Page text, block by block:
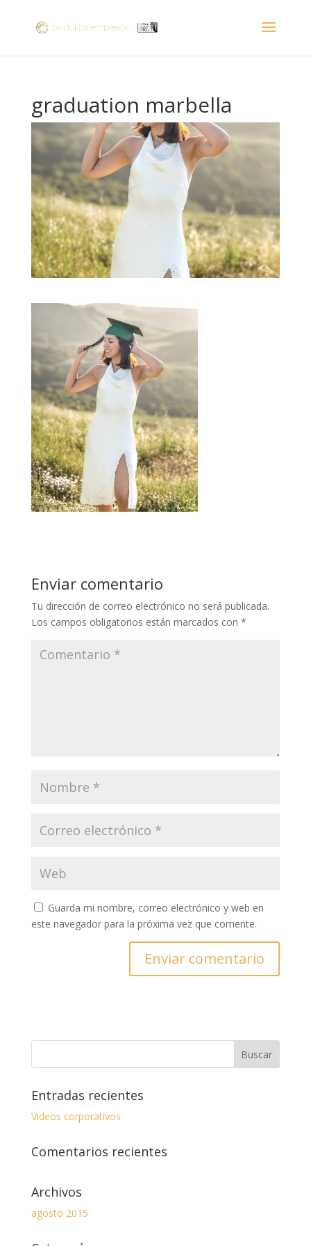
graduation marbella
Enviar comentario
Tu dirección de correo electrónico no será publicada.
Los campos obligatorios están marcados con *
Guarda mi nombre, correo electrónico y web en
este navegador para la próxima vez que comente.
Entradas recientes
Videos corporativos
Comentarios recientes
Archivos
agosto 2015